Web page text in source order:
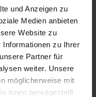
und Anzeigen zu
Medien anbieten
Website zu
Informationen zu Ihrer
Partner für
weiter. Unsere
möglicherweise mit
ihnen bereitgestellt